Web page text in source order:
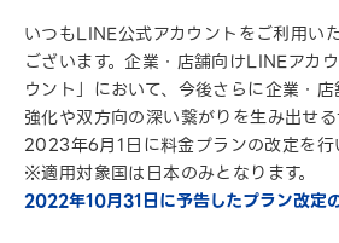
いつもLINE公式アカウントをご利用い
ございます。企業・店舗向けLINEアカ
ウント」において、今後さらに企業・
強化や双方向の深い繋がりを生み出せる
2023年6月1日に料金プランの改定を行
※適用対象国は日本のみとなります。
2022年10月31日に予告したプラン改定